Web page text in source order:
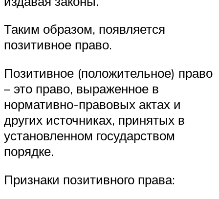
Таким образом, появляется
позитивное право.
Позитивное (положительное) право
– это право, выраженное в
нормативно-правовых актах и
других источниках, принятых в
установленном государством
порядке.
Признаки позитивного права: